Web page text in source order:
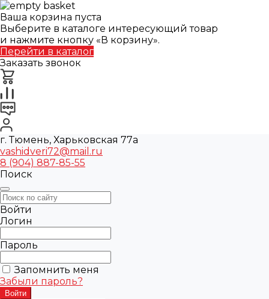
Ваша корзина пуста
Выберите в каталоге интересующий товар
и нажмите кнопку «В корзину».
Перейти в каталог
Заказать звонок
г. Тюмень, Харьковская 77а
vashidveri72@mail.ru
8 (904) 887-85-55
Поиск
Войти
Логин
Пароль
Запомнить меня
Забыли пароль?